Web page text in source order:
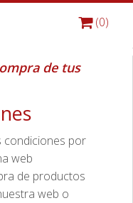
(0)
de tus
condiciones por
web
de productos
web o